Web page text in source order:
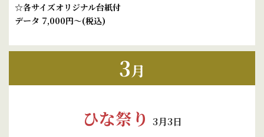
☆各サイズオリジナル台紙付
データ 7,000円～(税込)
3月
ひな祭り 3月3日